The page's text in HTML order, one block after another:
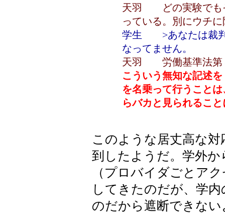
天羽 どの実験でも
っている。別にウチ
学生 >あなたは裁判
なってません。
天羽 労働基準法第
こういう無知な記述
を名乗って行うこと
らバカと見られるこ
このような居丈高な
到したようだ。学外
（プロバイダごとア
してきたのだが、学
のだから遮断できな